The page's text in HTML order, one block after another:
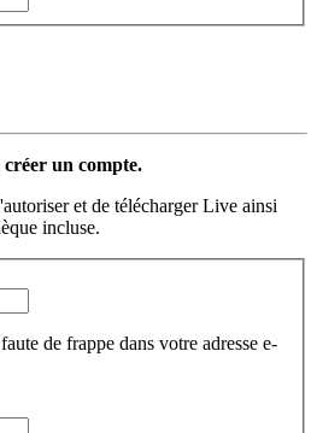
un compte.
et de télécharger Live ainsi
incluse.
de frappe dans votre adresse e-